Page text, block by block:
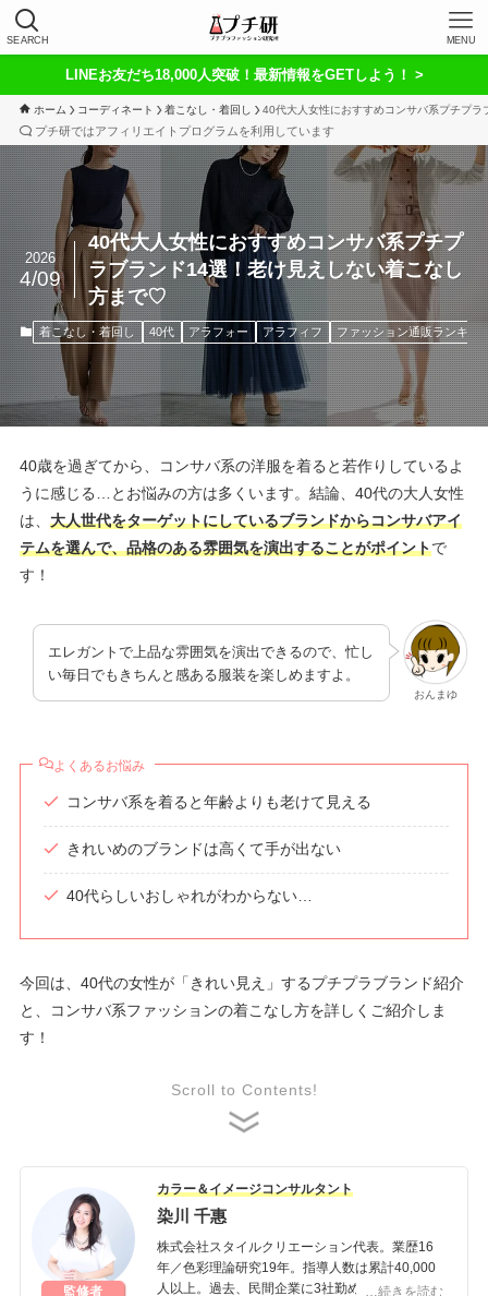
SEARCH MENU
LINEお友だち18,000人突破！最新情報をGETしよう！ >
ホーム コーディネート 着こなし・着回し 40代大人女性におすすめコンサバ系プチプ
プチ研ではアフィリエイトプログラムを利用しています
40代大人女性におすすめコンサバ系プチプ
ラブランド14選！老け見えしない着こなし
方まで♡
2026
4/09
着こなし・着回し 40代 アラフォー アラフィフ ファッション通販ランキン
40歳を過ぎてから、コンサバ系の洋服を着ると若作りしているよ
うに感じる…とお悩みの方は多くいます。結論、40代の大人女性
は、 大人世代をターゲットにしているブランドからコンサバアイ
テムを選んで、品格のある雰囲気を演出することがポイントで
す！
おんまゆ
エレガントで上品な雰囲気を演出できるので、忙し
い毎日でもきちんと感ある服装を楽しめますよ。
よくあるお悩み
コンサバ系を着ると年齢よりも老けて見える
きれいめのブランドは高くて手が出ない
40代らしいおしゃれがわからない…
今回は、40代の女性が「きれい見え」するプチプラブランド紹介
と、コンサバ系ファッションの着こなし方を詳しくご紹介しま
す！
Scroll to Contents!
監修者
カラー＆イメージコンサルタント
染川 千惠
株式会社スタイルクリエーション代表。業歴16
年／色彩理論研究19年。指導人数は累計40,000
人以上。過去、民間企業に3社勤め、独立後に株
…続きを読む